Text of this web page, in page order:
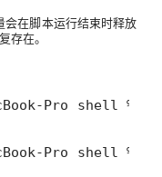
在脚本运行结束时释放
存在。
Pro shell %